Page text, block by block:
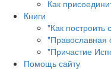
Как
Книги
"Как построить
"Православная
"Причастие
Помощь сайту